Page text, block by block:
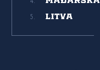
5. LITVA